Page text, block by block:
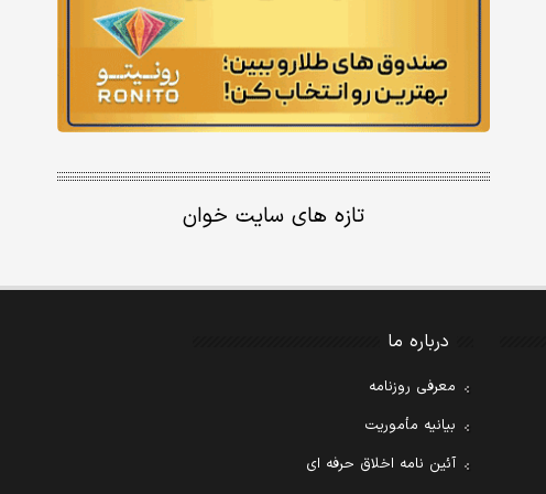
تازه های سایت خوان
درباره ما
معرفی روزنامه
بیانیه مأموریت
آئین نامه اخلاق حرفه ای